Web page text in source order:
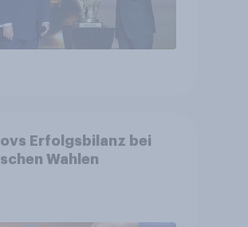
Erfolgsbilanz bei
Wahlen